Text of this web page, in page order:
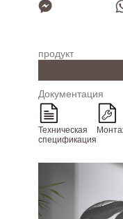
продукт
Документация
Техническая
спецификация